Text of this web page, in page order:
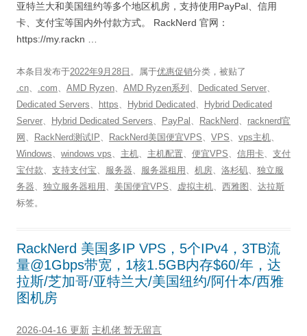
亚特兰大和美国纽约等多个地区机房，支持使用PayPal、信用
卡、支付宝等国内外付款方式。 RackNerd 官网：
https://my.rackn …
本条目发布于2022年9月28日 。属于优惠促销分类，被贴了
.cn、 .com、 AMD Ryzen、 AMD Ryzen系列 、 Dedicated Server、
Dedicated Servers、 https、 Hybrid Dedicated、
Hybrid Dedicated
Server、 Hybrid Dedicated Servers、 PayPal 、 RackNerd、 racknerd官
网 、 RackNerd测试IP、 RackNerd美国便宜VPS、 VPS、 vps主机、
Windows、 windows vps、 主机、 主机配置、 便宜VPS、 信用卡、 支付
宝付款、 支持支付宝、 服务器、 服务器租用 、 机房、 洛杉矶、 独立服
务器、 独立服务器租用 、 美国便宜VPS、 虚拟主机、 西雅图 、 达拉斯
标签。
RackNerd 美国多IP VPS，5个IPv4，3TB流
量@1Gbps带宽，1核1.5GB内存$60/年，达
拉斯/芝加哥/亚特兰大/美国纽约/阿什本/西雅
图机房
2026-04-16 更新 主机佬 暂无留言